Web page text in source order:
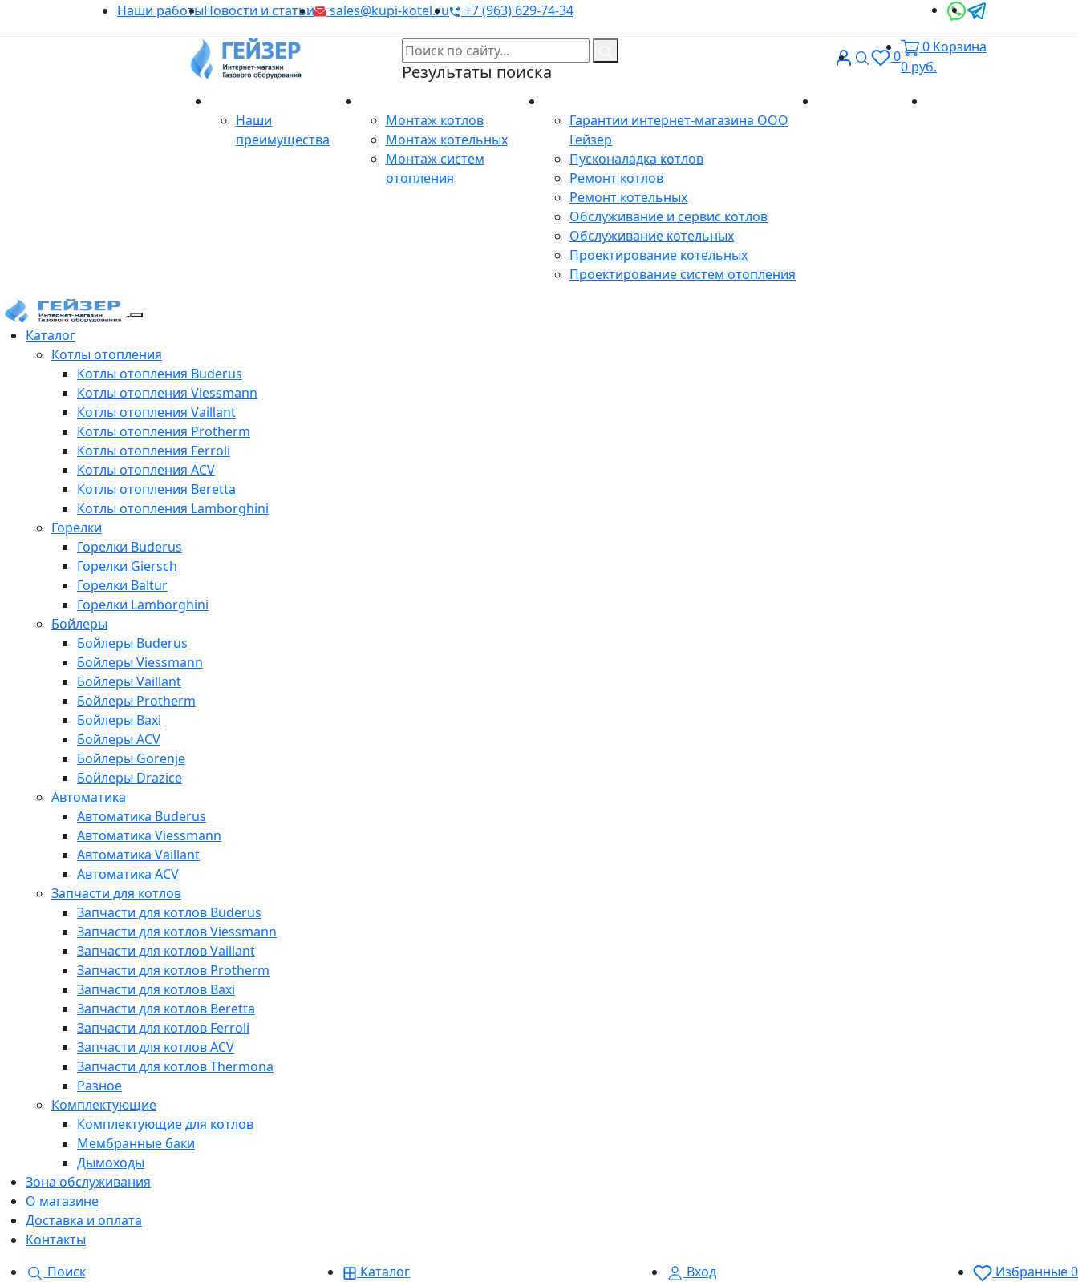
Наши работыНовости и статьи sales@kupi-kotel.ru +7 (963) 629-74-34
Результаты поиска
ВходПоиск
0
0 Корзина
0 руб.
Наши
преимущества
Монтаж котлов
Монтаж котельных
Монтаж систем
отопления
Гарантии интернет-магазина ООО
Гейзер
Пусконаладка котлов
Ремонт котлов
Ремонт котельных
Обслуживание и сервис котлов
Обслуживание котельных
Проектирование котельных
Проектирование систем отопления
Каталог
Котлы отопления
Котлы отопления Buderus
Котлы отопления Viessmann
Котлы отопления Vaillant
Котлы отопления Protherm
Котлы отопления Ferroli
Котлы отопления ACV
Котлы отопления Beretta
Котлы отопления Lamborghini
Горелки
Горелки Buderus
Горелки Giersch
Горелки Baltur
Горелки Lamborghini
Бойлеры
Бойлеры Buderus
Бойлеры Viessmann
Бойлеры Vaillant
Бойлеры Protherm
Бойлеры Baxi
Бойлеры ACV
Бойлеры Gorenje
Бойлеры Drazice
Автоматика
Автоматика Buderus
Автоматика Viessmann
Автоматика Vaillant
Автоматика ACV
Запчасти для котлов
Запчасти для котлов Buderus
Запчасти для котлов Viessmann
Запчасти для котлов Vaillant
Запчасти для котлов Protherm
Запчасти для котлов Baxi
Запчасти для котлов Beretta
Запчасти для котлов Ferroli
Запчасти для котлов ACV
Запчасти для котлов Thermona
Разное
Комплектующие
Комплектующие для котлов
Мембранные баки
Дымоходы
Зона обслуживания
О магазине
Доставка и оплата
Контакты
Поиск
Каталог Вход Избранные0